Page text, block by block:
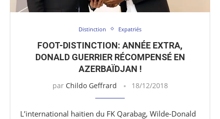
Distinction Expatriés
FOOT-DISTINCTION: ANNÉE EXTRA,
DONALD GUERRIER RÉCOMPENSÉ EN
AZERBAÏDJAN !
par Childo Geffrard 18/12/2018
L’international haïtien du FK Qarabag, Wilde-Donald